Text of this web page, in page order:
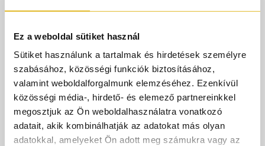
Ez a weboldal sütiket használ
Sütiket használunk a tartalmak és hirdetések személyre
szabásához, közösségi funkciók biztosításához,
valamint weboldalforgalmunk elemzéséhez. Ezenkívül
közösségi média-, hirdető- és elemező partnereinkkel
megosztjuk az Ön weboldalhasználatra vonatkozó
adatait, akik kombinálhatják az adatokat más olyan
adatokkal, amelyeket Ön adott meg számukra vagy az
#parfüm
#fragance
#parfumtok
#cologne
#parfum
#fy